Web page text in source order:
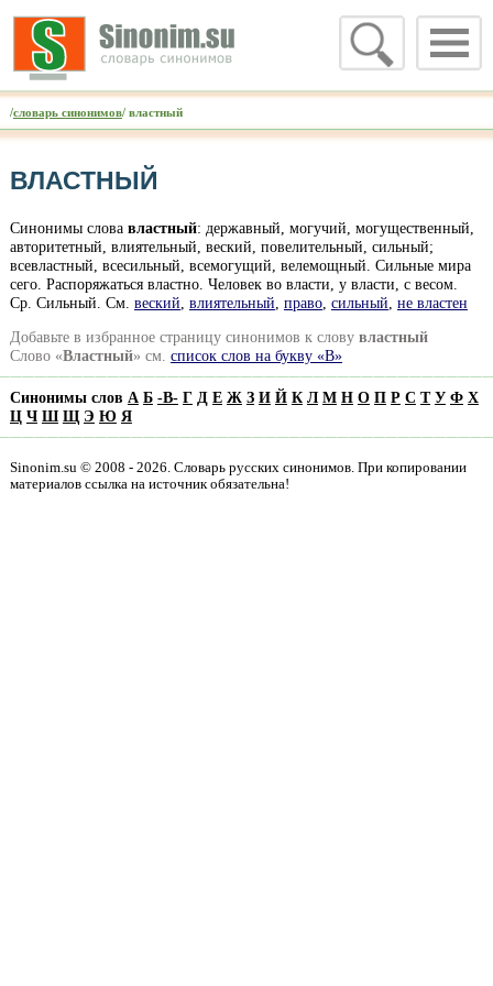
/словарь синонимов/ властный
ВЛАСТНЫЙ
Синонимы слова властный: державный, могучий, могущественный,
авторитетный, влиятельный, веский, повелительный, сильный;
всевластный, всесильный, всемогущий, велемощный. Сильные мира
сего. Распоряжаться властно. Человек во власти, у власти, с весом.
Ср. Сильный. См. веский влиятельный право, сильный не властен
Добавьте в избранное страницу синонимов к слову властный
Слово «Властный» см. список слов на букву «В»
Синонимы слов А Б -В- Г Д Е Ж З И Й К Л М Н О П Р С Т У Ф Х
Ц Ч Ш Щ Э Ю Я
Sinonim.su © 2008 - 2026. Словарь русских синонимов. При копировании
материалов ссылка на источник обязательна!